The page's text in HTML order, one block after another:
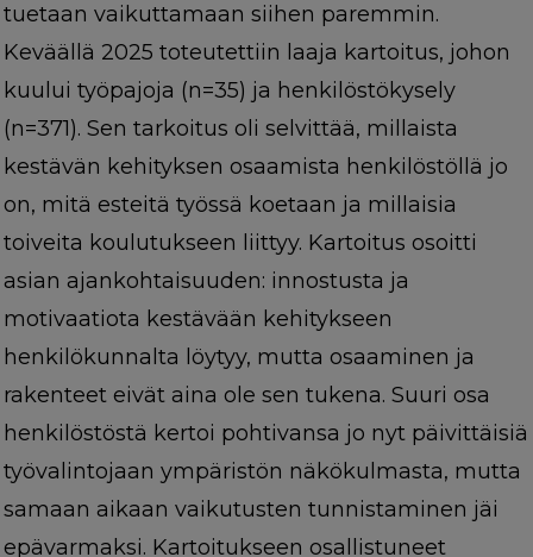
tuetaan vaikuttamaan siihen paremmin.
Keväällä 2025 toteutettiin laaja kartoitus, johon
kuului työpajoja (n=35) ja henkilöstökysely
(n=371). Sen tarkoitus oli selvittää, millaista
kestävän kehityksen osaamista henkilöstöllä jo
on, mitä esteitä työssä koetaan ja millaisia
toiveita koulutukseen liittyy. Kartoitus osoitti
asian ajankohtaisuuden: innostusta ja
motivaatiota kestävään kehitykseen
henkilökunnalta löytyy, mutta osaaminen ja
rakenteet eivät aina ole sen tukena. Suuri osa
henkilöstöstä kertoi pohtivansa jo nyt päivittäisiä
työvalintojaan ympäristön näkökulmasta, mutta
samaan aikaan vaikutusten tunnistaminen jäi
epävarmaksi. Kartoitukseen osallistuneet